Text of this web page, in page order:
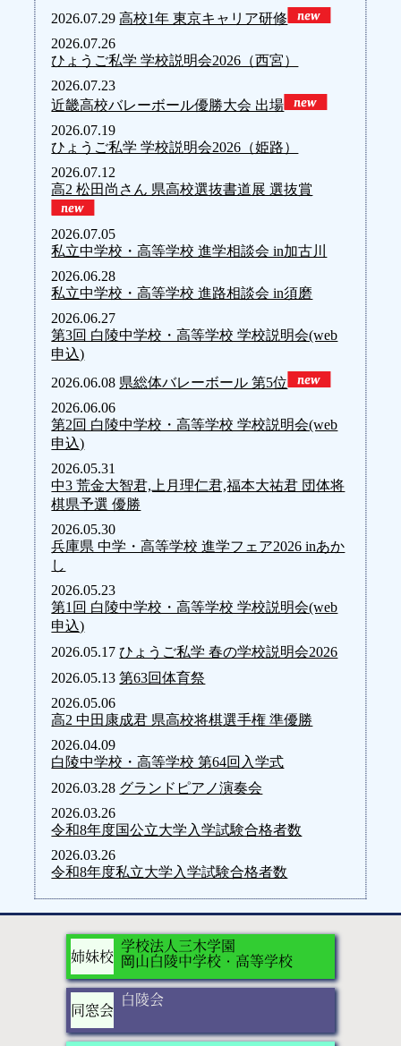
2026.07.29高校1年 東京キャリア研修
2026.07.26
ひょうご私学 学校説明会2026（西宮）
2026.07.23
近畿高校バレーボール優勝大会 出場
2026.07.19
ひょうご私学 学校説明会2026（姫路）
2026.07.12
高2 松田尚さん 県高校選抜書道展 選抜賞
2026.07.05
私立中学校・高等学校 進学相談会 in加古川
2026.06.28
私立中学校・高等学校 進路相談会 in須磨
2026.06.27
第3回 白陵中学校・高等学校 学校説明会(web
申込)
2026.06.08 県総体バレーボール 第5位
2026.06.06
第2回 白陵中学校・高等学校 学校説明会(web
申込)
2026.05.31
中3 荒金大智君,上月理仁君,福本大祐君 団体将
棋県予選 優勝
2026.05.30
兵庫県 中学・高等学校 進学フェア2026 inあか
し
2026.05.23
第1回 白陵中学校・高等学校 学校説明会(web
申込)
2026.05.17ひょうご私学 春の学校説明会2026
2026.05.13第63回体育祭
2026.05.06
高2 中田康成君 県高校将棋選手権 準優勝
2026.04.09
白陵中学校・高等学校 第64回入学式
2026.03.28 グランドピアノ演奏会
2026.03.26
令和8年度国公立大学入学試験合格者数
2026.03.26
令和8年度私立大学入学試験合格者数
姉妹校
学校法人三木学園
岡山白陵中学校・高等学校
同窓会
白陵会